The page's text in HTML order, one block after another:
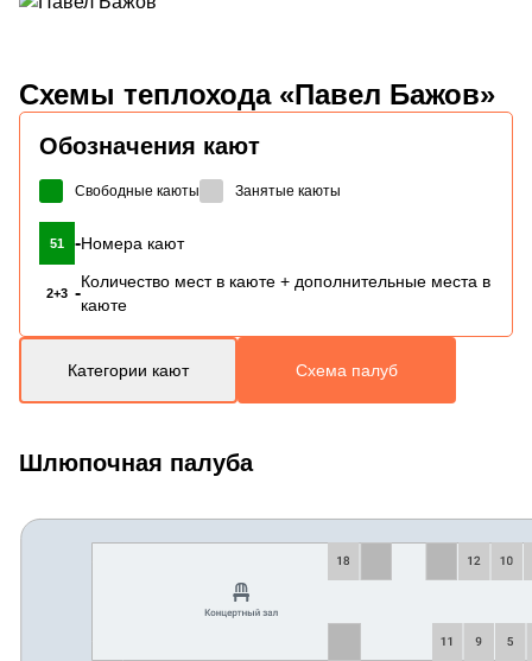
Схемы теплохода «Павел Бажов»
Обозначения кают
Свободные каюты Занятые каюты
51 -Номера кают
2+3 -
Количество мест в каюте + дополнительные места в
каюте
Категории кают Схема палуб
Шлюпочная палуба